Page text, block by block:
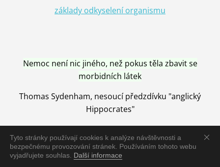
Tyto stránky používají cookies k analýze návštěvnosti a
bezpečnému provozování stránek. Používáním tohoto webu
vyjadřujete souhlas. Další informace
základy odkyselení organismu
Nemoc není nic jiného, než pokus těla zbavit se
morbidních látek
Thomas Sydenham, nesoucí předzdívku "anglický
Hippocrates"
Nemoc je vyléčena jen pomocí Přírody, neutralizací a